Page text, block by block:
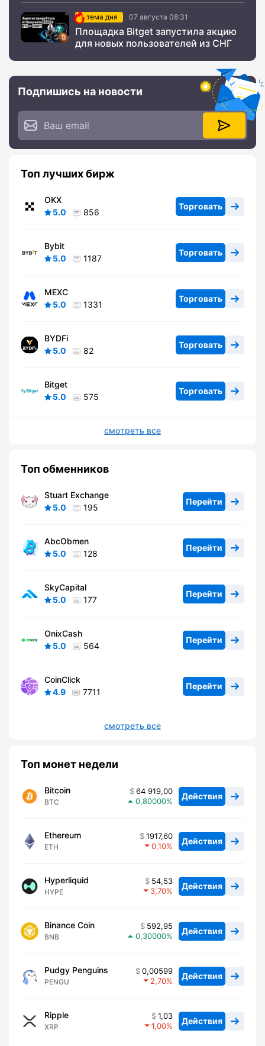
тема дня 07 августа 08:31
Площадка Bitget запустила акцию
для новых пользователей из СНГ
Подпишись на новости
Топ лучших бирж
OKX
5.0
856
Торговать
Bybit
5.0
1187
Торговать
MEXC
5.0
1331
Торговать
BYDFi
5.0
82
Торговать
Bitget
5.0
575
Торговать
смотреть все
Топ обменников
Stuart Exchange
5.0
195
Перейти
AbcObmen
5.0
128
Перейти
SkyCapital
5.0
177
Перейти
OnixCash
5.0
564
Перейти
CoinClick
4.9
7711
Перейти
смотреть все
Топ монет недели
Bitcoin
BTC
64 919,00
0,80000
Действия
Ethereum
ETH
1917,60
0,10
Действия
Hyperliquid
HYPE
54,53
3,70
Действия
Binance Coin
BNB
592,95
0,30000
Действия
Pudgy Penguins
PENGU
0,00599
2,70
Действия
Ripple
XRP
1,03
1,00
Действия